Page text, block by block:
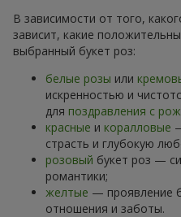
В зависимости от того,
зависит, какие
выбранный букет роз:
белые розы или
искренностью и
для поздравления с
красные и коралловые
страсть и глубокую
розовый букет роз —
романтики;
желтые — проявление
отношения и заботы.